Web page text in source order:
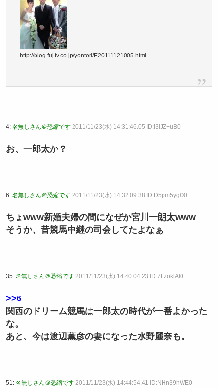
http://blog.fujitv.co.jp/yontori/E20111121005.html
4: 名無しさん＠恐縮です 2011/11/23(水) 14:31:46.05 ID:I3lJZ+uB0
お、一郎太か？
6: 名無しさん＠恐縮です 2011/11/23(水) 14:32:09.38 ID:D5pm5ygQ0
ちょwww新婚夫婦の間になぜか宮川一朗太www
そうか、昔競馬中継の司会してたよなぁ
35: 名無しさん＠恐縮です 2011/11/23(水) 14:40:04.23 ID:7LzoklAl0
>>6
関西のドリーム競馬は一郎太の時代が一番よかった
な。
あと、今は渡辺薫彦の妻になった水野麗奈も。
51: 名無しさん＠恐縮です 2011/11/23(水) 14:44:54.41 ID:NHn39hWE0